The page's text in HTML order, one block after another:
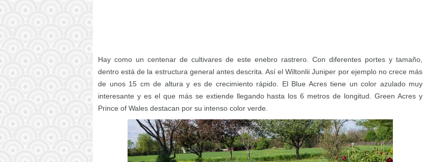
Hay como un centenar de cultivares de este enebro rastrero. Con diferentes portes y tamaño,
dentro está de la estructura general antes descrita. Así el Wiltonlii Juniper por ejemplo no crece más
de unos 15 cm de altura y es de crecimiento rápido. El Blue Acres tiene un color azulado muy
interesante y es el que más se extiende llegando hasta los 6 metros de longitud. Green Acres y
Prince of Wales destacan por su intenso color verde.